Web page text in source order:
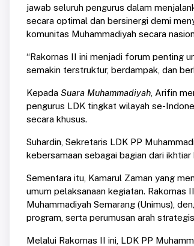
jawab seluruh pengurus dalam
secara optimal dan bersinergi demi
komunitas Muhammadiyah secara
“Rakornas II ini menjadi forum penting
semakin terstruktur, berdampak, dan
Kepada Suara Muhammadiyah, Arifin
pengurus LDK tingkat wilayah se-
secara khusus.
Suhardin, Sekretaris LDK PP
kebersamaan sebagai bagian dari
Sementara itu, Kamarul Zaman yang
umum pelaksanaan kegiatan. Rakornas
Muhammadiyah Semarang (Unimus),
program, serta perumusan arah
Melalui Rakornas II ini, LDK PP